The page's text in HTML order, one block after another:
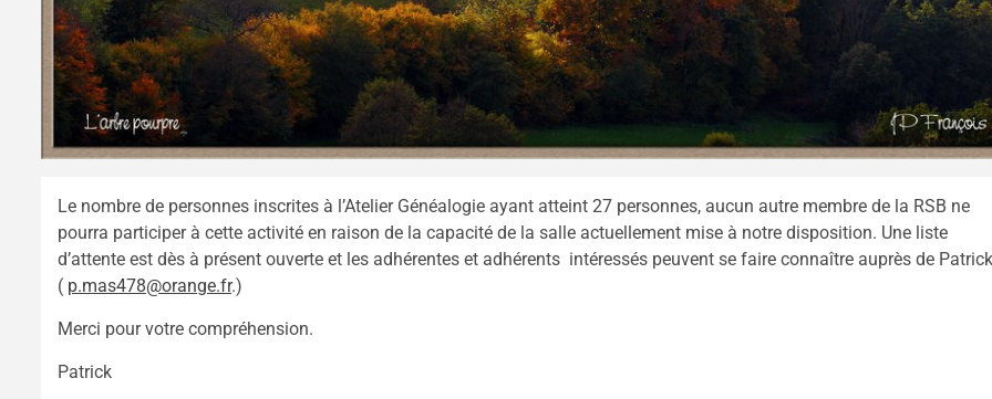
Le nombre de personnes inscrites à l’Atelier Généalogie ayant atteint 27 personnes, aucun autre membre de la RSB ne
pourra participer à cette activité en raison de la capacité de la salle actuellement mise à notre disposition. Une liste
d’attente est dès à présent ouverte et les adhérentes et adhérents intéressés peuvent se faire connaître auprès de
( p.mas478@orange.fr.)
Merci pour votre compréhension.
Patrick